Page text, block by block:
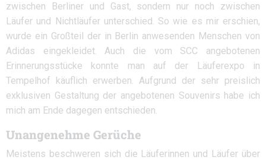
zwischen Berliner und Gast, sondern nur noch zwischen
Läufer und Nichtläufer unterschied. So wie es mir erschien,
wurde ein Großteil der in Berlin anwesenden Menschen von
Adidas eingekleidet. Auch die vom SCC angebotenen
Erinnerungsstücke konnte man auf der Läuferexpo in
Tempelhof käuflich erwerben. Aufgrund der sehr preislich
exklusiven Gestaltung der angebotenen Souvenirs habe ich
mich am Ende dagegen entschieden.
Unangenehme Gerüche
Meistens beschweren sich die Läuferinnen und Läufer über